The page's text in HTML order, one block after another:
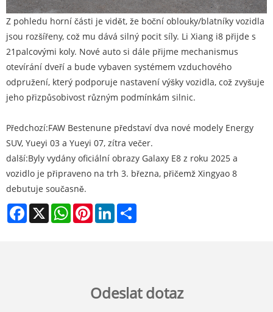
Z pohledu horní části je vidět, že boční oblouky/blatníky vozidla
jsou rozšířeny, což mu dává silný pocit síly. Li Xiang i8 přijde s
21palcovými koly. Nové auto si dále přijme mechanismus
otevírání dveří a bude vybaven systémem vzduchového
odpružení, který podporuje nastavení výšky vozidla, což zvyšuje
jeho přizpůsobivost různým podmínkám silnic.
Předchozí:FAW Bestenune představí dva nové modely Energy
SUV, Yueyi 03 a Yueyi 07, zítra večer.
další:Byly vydány oficiální obrazy Galaxy E8 z roku 2025 a
vozidlo je připraveno na trh 3. března, přičemž Xingyao 8
debutuje současně.
Facebook
X WhatsAppPinterestLinkedIn
Odeslat dotaz